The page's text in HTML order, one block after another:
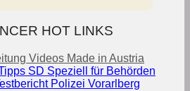
HOT LINKS
Videos Made in Austria
SD Speziell für Behörden
Polizei Vorarlberg